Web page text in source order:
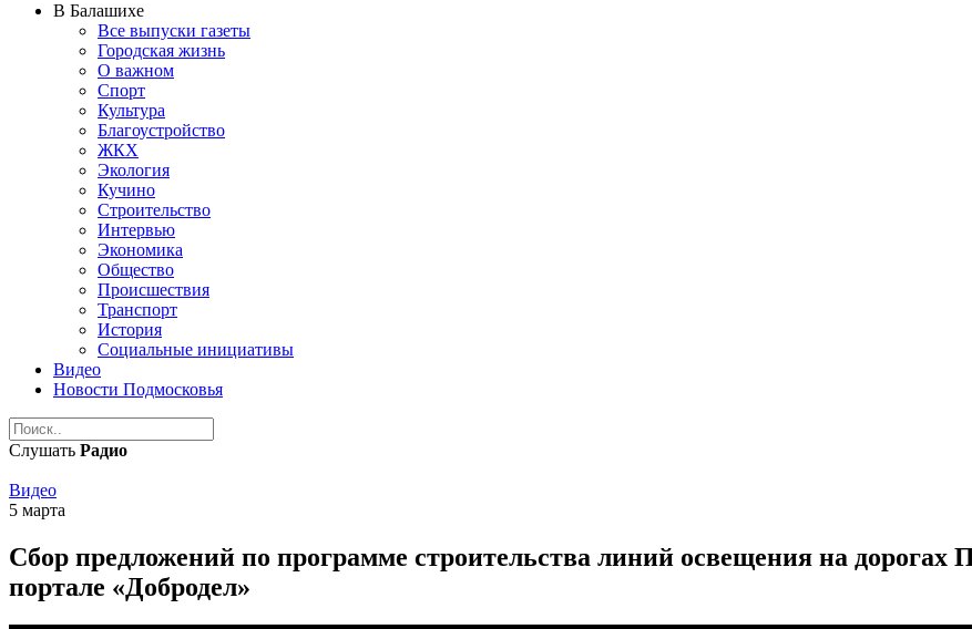
В Балашихе
Все выпуски газеты
Городская жизнь
О важном
Спорт
Культура
Благоустройство
ЖКХ
Экология
Кучино
Строительство
Интервью
Экономика
Общество
Происшествия
Транспорт
История
Социальные инициативы
Видео
Новости Подмосковья
Слушать Радио
Видео
5 марта
Сбор предложений по программе строительства линий освещения на дорогах
портале «Добродел»